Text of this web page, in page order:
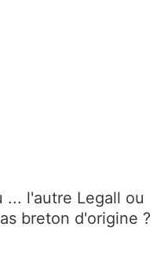
... l'autre Legall ou
breton d'origine ?